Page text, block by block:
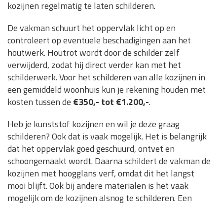
kozijnen regelmatig te laten schilderen.
De vakman schuurt het oppervlak licht op en
controleert op eventuele beschadigingen aan het
houtwerk. Houtrot wordt door de schilder zelf
verwijderd, zodat hij direct verder kan met het
schilderwerk. Voor het schilderen van alle kozijnen in
een gemiddeld woonhuis kun je rekening houden met
kosten tussen de €350,- tot €1.200,-.
Heb je kunststof kozijnen en wil je deze graag
schilderen? Ook dat is vaak mogelijk. Het is belangrijk
dat het oppervlak goed geschuurd, ontvet en
schoongemaakt wordt. Daarna schildert de vakman de
kozijnen met hoogglans verf, omdat dit het langst
mooi blijft. Ook bij andere materialen is het vaak
mogelijk om de kozijnen alsnog te schilderen. Een